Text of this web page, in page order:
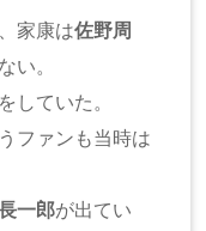
、家康は佐野周
い。
していた。
ファンも当時は
一郎が出てい